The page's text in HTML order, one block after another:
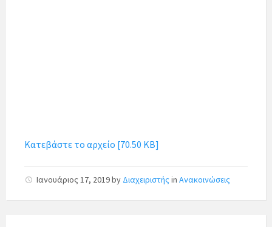
Κατεβάστε το αρχείο [70.50 KB]
Ιανουάριος 17, 2019by Διαχειριστής in Ανακοινώσεις